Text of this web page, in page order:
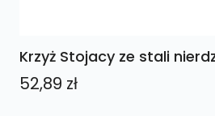
Krzyż Stojacy ze stali
52,89 zł